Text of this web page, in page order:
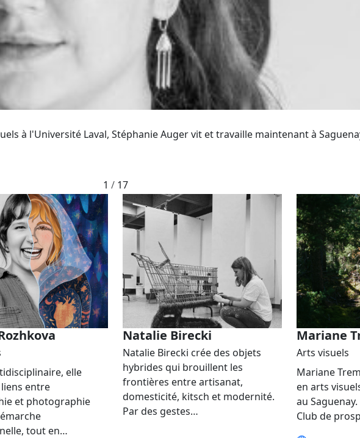
à l'Université Laval, Stéphanie Auger vit et travaille maintenant à
1 / 17
elle
entre
et photographie
tout en…
Natalie Birecki
Natalie Birecki crée des objets
hybrides qui brouillent les
frontières entre artisanat,
domesticité, kitsch et modernité.
Par des gestes…
Mariane
Arts visuels
Mariane
en arts
au
Club de